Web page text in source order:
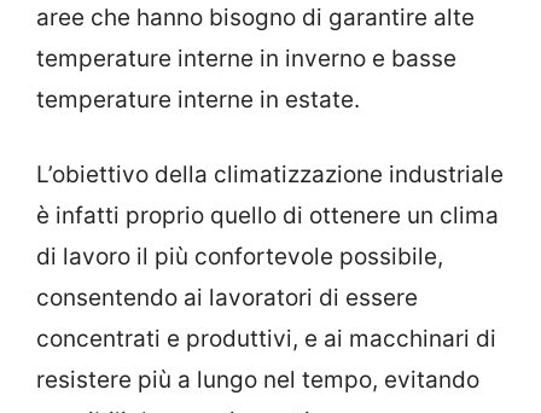
aree che hanno bisogno di garantire alte
temperature interne in inverno e basse
temperature interne in estate.
L’obiettivo della climatizzazione industriale
è infatti proprio quello di ottenere un clima
di lavoro il più confortevole possibile,
consentendo ai lavoratori di essere
concentrati e produttivi, e ai macchinari di
resistere più a lungo nel tempo, evitando